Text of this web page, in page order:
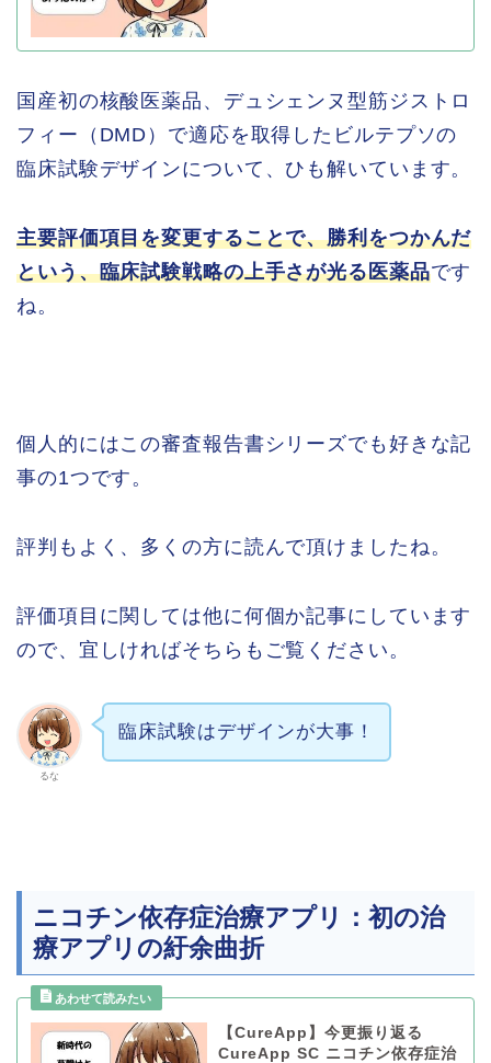
国産初の核酸医薬品、デュシェンヌ型筋ジストロ
フィー（DMD）で適応を取得したビルテプソの
臨床試験デザインについて、ひも解いています。
主要評価項目を変更することで、勝利をつかんだ
という、臨床試験戦略の上手さが光る医薬品です
ね。
個人的にはこの審査報告書シリーズでも好きな記
事の1つです。
評判もよく、多くの方に読んで頂けましたね。
評価項目に関しては他に何個か記事にしています
ので、宜しければそちらもご覧ください。
るな
臨床試験はデザインが大事！
ニコチン依存症治療アプリ：初の治
療アプリの紆余曲折
【CureApp】今更振り返る
CureApp SC ニコチン依存症治